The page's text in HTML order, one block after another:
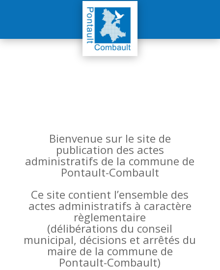
Bienvenue sur le site de
publication des actes
administratifs de la commune de
Pontault-Combault
Ce site contient l’ensemble des
actes administratifs à caractère
règlementaire
(délibérations du conseil
municipal, décisions et arrêtés du
maire de la commune de
Pontault-Combault)